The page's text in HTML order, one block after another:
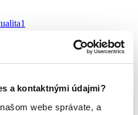
a kontaktnými údajmi?
webe správate, a
1
Steffen Hartmann